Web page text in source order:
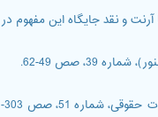
ارسطو و هانا آرنت و نقد جایگاه این مفهوم در
کالون، کرگ (1389) «تاریخچه مفهوم جامعه مدنی و حوزه عمومی»، ترجمه رحیم نوبهار، تحقیقات حقوقی، شماره 51، صص 303-